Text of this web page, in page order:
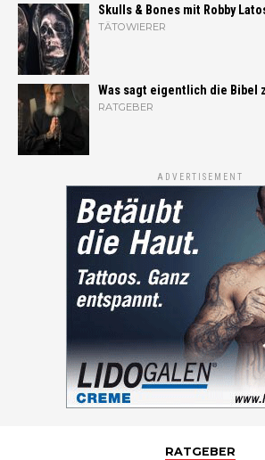
Skulls & Bones mit Robby
TÄTOWIERER
Was sagt eigentlich die Bibel
RATGEBER
ADVERTISEMENT
RATGEBER